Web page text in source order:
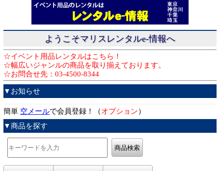
ようこそマリスレンタルe-情報へ
☆イベント用品レンタルはこちら！
☆幅広いジャンルの商品を取り揃えております。
☆お問合せ先：03-4500-8344
▼お知らせ
簡単 空メールで会員登録！（オプション）
▼商品を探す